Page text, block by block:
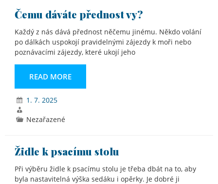
Čemu dáváte přednost vy?
Každý z nás dává přednost něčemu jinému. Někdo volání
po dálkách uspokojí pravidelnými zájezdy k moři nebo
poznávacími zájezdy, které ukojí jeho
READ MORE
1. 7. 2025
Nezařazené
Židle k psacímu stolu
Při výběru židle k psacímu stolu je třeba dbát na to, aby
byla nastavitelná výška sedáku i opěrky. Je dobré ji